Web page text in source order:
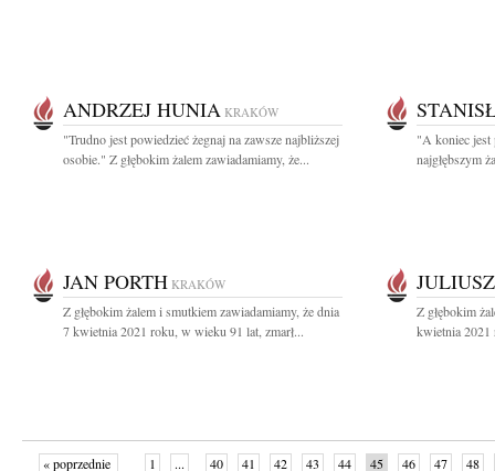
ANDRZEJ HUNIA KRAKÓW
"Trudno jest powiedzieć żegnaj na zawsze najbliższej
osobie." Z głębokim żalem zawiadamiamy, że...
"A koniec jest
najgłębszym
JAN PORTH KRAKÓW
Z głębokim żalem i smutkiem zawiadamiamy, że dnia
7 kwietnia 2021 roku, w wieku 91 lat, zmarł...
Z głębokim
kwietnia 2021
« poprzednie 1 ... 40 41 42 43 44 45 46 47 48